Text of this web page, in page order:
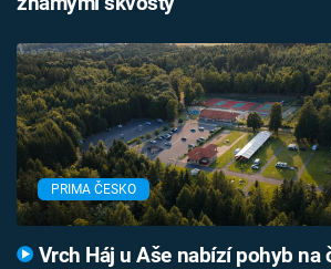
PRIMA ČESKO
Vrch Háj u Aše nabízí pohyb na